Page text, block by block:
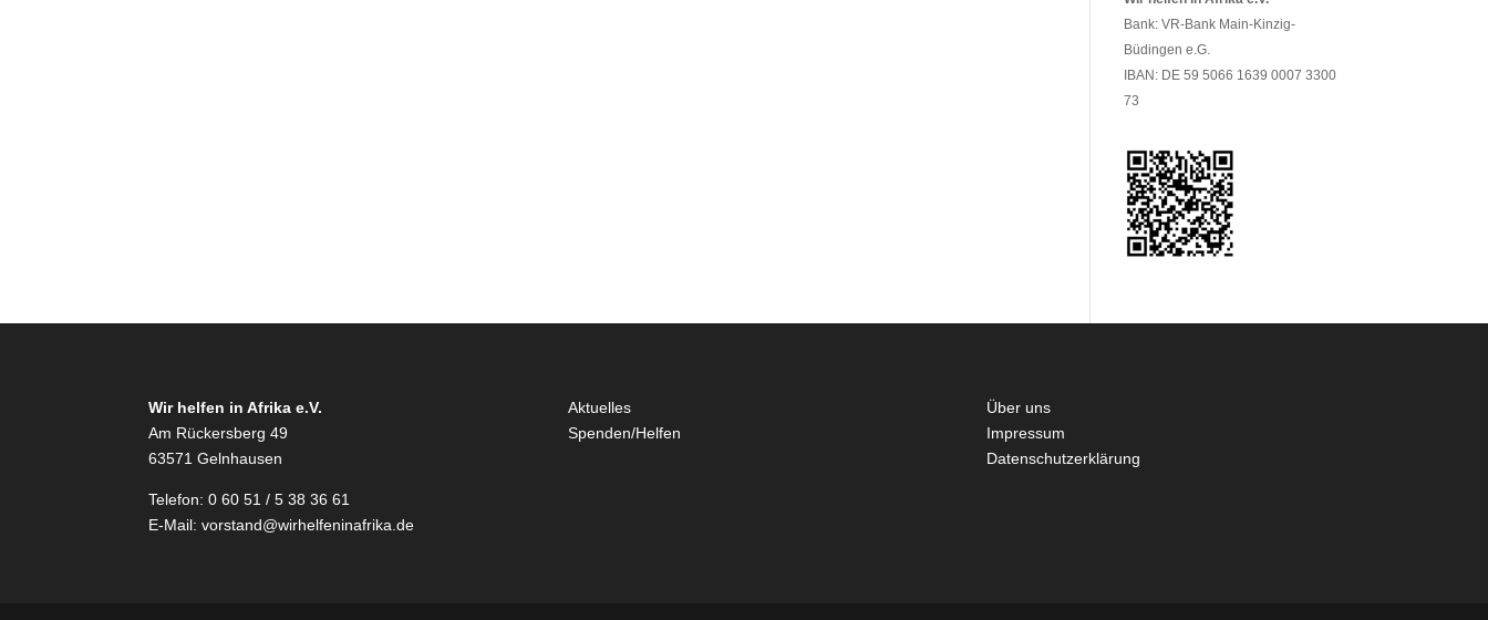
Bank: VR-Bank Main-Kinzig-
Büdingen e.G.
IBAN: DE 59 5066 1639 0007 3300
73
Wir helfen in Afrika e.V.
Am Rückersberg 49
63571 Gelnhausen
Telefon: 0 60 51 / 5 38 36 61
E-Mail:vorstand@wirhelfeninafrika.de
Aktuelles
Spenden/Helfen
Über uns
Impressum
Datenschutzerklärung